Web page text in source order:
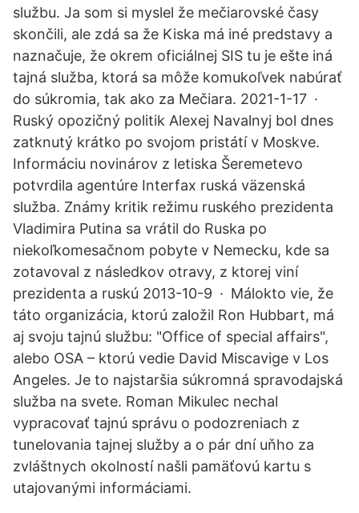
službu. Ja som si myslel že mečiarovské časy
skončili, ale zdá sa že Kiska má iné predstavy a
naznačuje, že okrem oficiálnej SIS tu je ešte iná
tajná služba, ktorá sa môže komukoľvek nabúrať
do súkromia, tak ako za Mečiara. 2021-1-17 ·
Ruský opozičný politik Alexej Navalnyj bol dnes
zatknutý krátko po svojom pristátí v Moskve.
Informáciu novinárov z letiska Šeremetevo
potvrdila agentúre Interfax ruská väzenská
služba. Známy kritik režimu ruského prezidenta
Vladimira Putina sa vrátil do Ruska po
niekoľkomesačnom pobyte v Nemecku, kde sa
zotavoval z následkov otravy, z ktorej viní
prezidenta a ruskú 2013-10-9 · Málokto vie, že
táto organizácia, ktorú založil Ron Hubbart, má
aj svoju tajnú službu: "Office of special affairs",
alebo OSA – ktorú vedie David Miscavige v Los
Angeles. Je to najstaršia súkromná spravodajská
služba na svete. Roman Mikulec nechal
vypracovať tajnú správu o podozreniach z
tunelovania tajnej služby a o pár dní uňho za
zvláštnych okolností našli pamäťovú kartu s
utajovanými informáciami.